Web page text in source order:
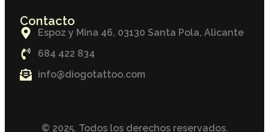
Contacto
Espoz y Mina 46, 03130 Santa Pola, Alicante
684 422 834
info@diogotattoo.com
© 2025. Todos los derechos reservados.